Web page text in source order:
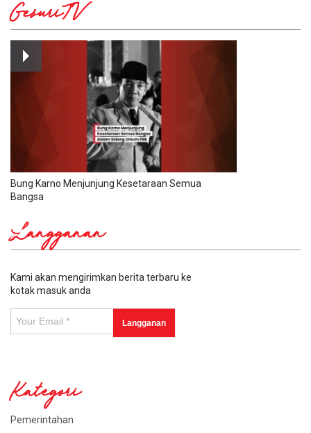
GesuriTV
Bung Karno Menjunjung Kesetaraan Semua
Bangsa
Langganan
Kami akan mengirimkan berita terbaru ke
kotak masuk anda
Kategori
Pemerintahan